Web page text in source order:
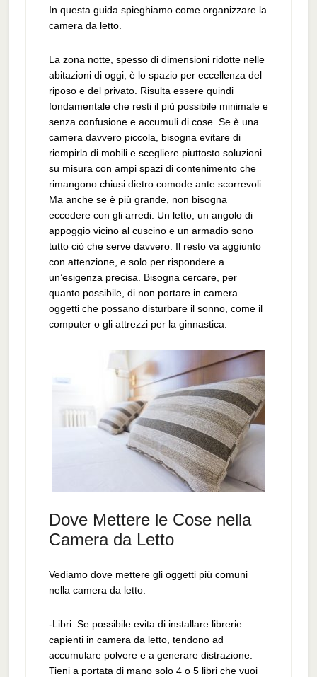
In questa guida spieghiamo come organizzare la
camera da letto.
La zona notte, spesso di dimensioni ridotte nelle
abitazioni di oggi, è lo spazio per eccellenza del
riposo e del privato. Risulta essere quindi
fondamentale che resti il più possibile minimale e
senza confusione e accumuli di cose. Se è una
camera davvero piccola, bisogna evitare di
riempirla di mobili e scegliere piuttosto soluzioni
su misura con ampi spazi di contenimento che
rimangono chiusi dietro comode ante scorrevoli.
Ma anche se è più grande, non bisogna
eccedere con gli arredi. Un letto, un angolo di
appoggio vicino al cuscino e un armadio sono
tutto ciò che serve davvero. Il resto va aggiunto
con attenzione, e solo per rispondere a
un’esigenza precisa. Bisogna cercare, per
quanto possibile, di non portare in camera
oggetti che possano disturbare il sonno, come il
computer o gli attrezzi per la ginnastica.
Dove Mettere le Cose nella
Camera da Letto
Vediamo dove mettere gli oggetti più comuni
nella camera da letto.
-Libri. Se possibile evita di installare librerie
capienti in camera da letto, tendono ad
accumulare polvere e a generare distrazione.
Tieni a portata di mano solo 4 o 5 libri che vuoi